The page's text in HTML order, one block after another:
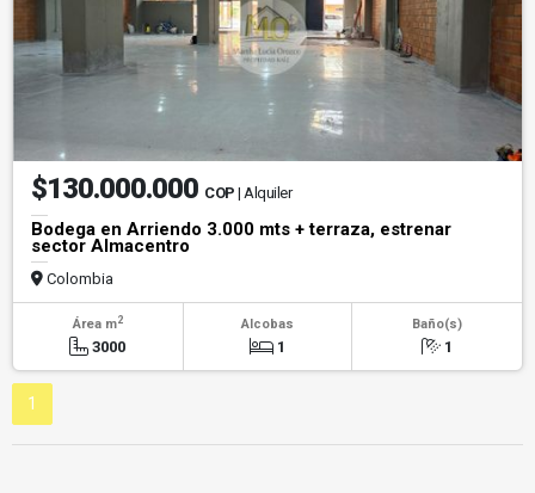
$130.000.000 COP | Alquiler
Bodega en Arriendo 3.000 mts + terraza, estrenar
sector Almacentro
Colombia
Área m2
3000
Alcobas
1
Baño(s)
1
1